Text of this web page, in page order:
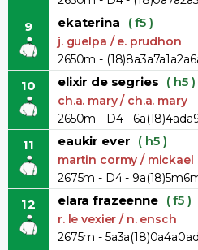
9 ekaterina ( f5 )
j. guelpa / e. prudhon
2650m -
10 elixir de segries ( h5 )
ch.a. mary / ch.a. mary
2650m - D4 -
11 eaukir ever ( h5 )
martin cormy / mickael
2675m - D4 -
12 elara frazeenne ( f5 )
r. le vexier / n. ensch
2675m -